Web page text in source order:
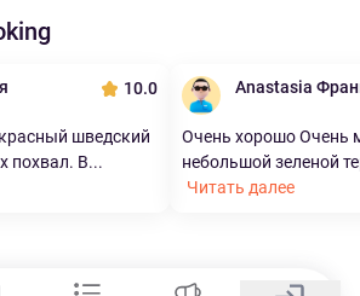
10.0
шведский
похвал. В...
Anastasia
Очень хорошо Очень
небольшой зеленой
Читать далее